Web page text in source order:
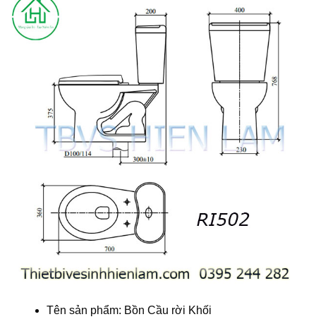
Tên sản phẩm: Bồn Cầu rời Khối